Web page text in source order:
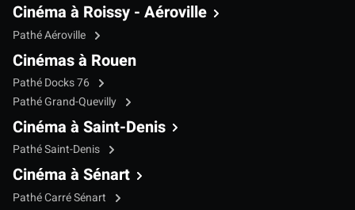
Cinéma à Roissy - Aéroville
Pathé Aéroville
Cinémas à Rouen
Pathé Docks 76
Pathé Grand-Quevilly
Cinéma à Saint-Denis
Pathé Saint-Denis
Cinéma à Sénart
Pathé Carré Sénart